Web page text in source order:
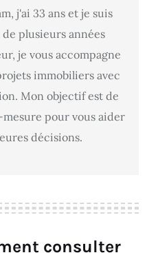
j'ai 33 ans et je suis
plusieurs années
je vous accompagne
immobiliers avec
Mon objectif est de
pour vous aider
décisions.
consulter